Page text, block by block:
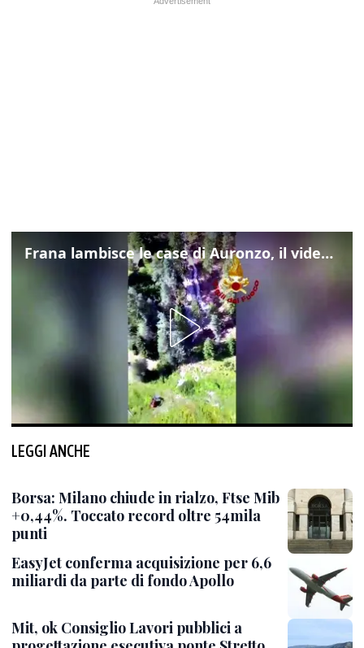
Frana lambisce le case di Auronzo, il video dall'elicottero dei vigili del fuoco
LEGGI ANCHE
Borsa: Milano chiude in rialzo, Ftse Mib
+0,44%. Toccato record oltre 54mila
punti
EasyJet conferma acquisizione per 6,6
miliardi da parte di fondo Apollo
Mit, ok Consiglio Lavori pubblici a